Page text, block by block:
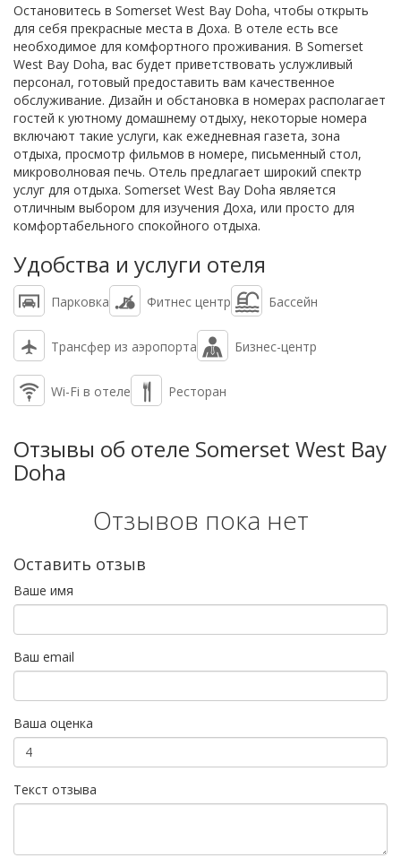
Остановитесь в Somerset West Bay Doha, чтобы открыть
для себя прекрасные места в Доха. В отеле есть все
необходимое для комфортного проживания. В Somerset
West Bay Doha, вас будет приветствовать услужливый
персонал, готовый предоставить вам качественное
обслуживание. Дизайн и обстановка в номерах располагает
гостей к уютному домашнему отдыху, некоторые номера
включают такие услуги, как ежедневная газета, зона
отдыха, просмотр фильмов в номере, письменный стол,
микроволновая печь. Отель предлагает широкий спектр
услуг для отдыха. Somerset West Bay Doha является
отличным выбором для изучения Доха, или просто для
комфортабельного спокойного отдыха.
Удобства и услуги отеля
Парковка Фитнес центр Бассейн
Трансфер из аэропорта Бизнес-центр
Wi-Fi в отеле Ресторан
Отзывы об отеле Somerset West Bay
Doha
Отзывов пока нет
Оставить отзыв
Ваше имя
Ваш email
Ваша оценка
Текст отзыва